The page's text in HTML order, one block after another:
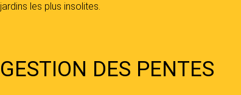
jardins les plus insolites.
GESTION DES PENTES